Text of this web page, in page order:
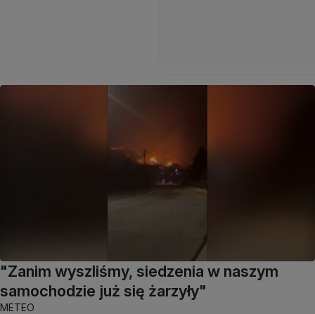
"Zanim wyszliśmy, siedzenia w naszym
samochodzie już się żarzyły"
METEO